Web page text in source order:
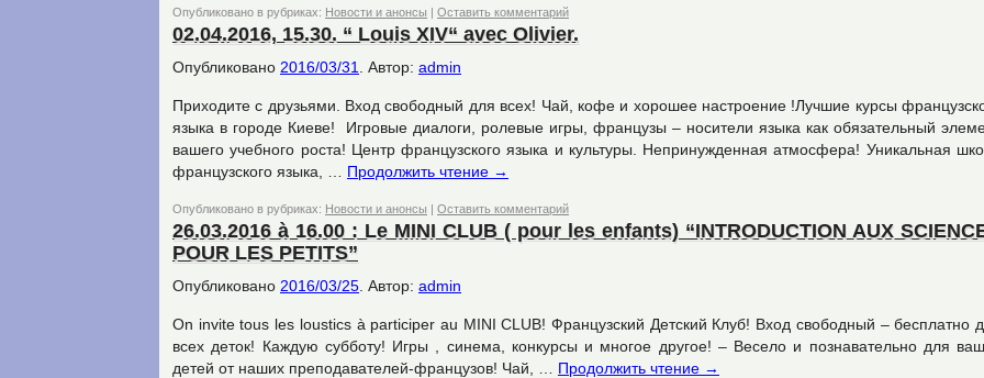
Опубликовано в рубриках: Новости и анонсы Оставить комментарий
02.04.2016, 15.30. “ Louis XIV“ avec Olivier.
Опубликовано 2016/03/31. Автор: admin
Приходите с друзьями. Вход свободный для всех! Чай, кофе и хорошее настроение !Лучшие курсы
языка в городе Киеве! Игровые диалоги, ролевые игры, французы – носители языка как обязательный
вашего учебного роста! Центр французского языка и культуры. Непринужденная атмосфера! Уникальная
французского языка, … Продолжить чтение →
Опубликовано в рубриках: Новости и анонсы | Оставить комментарий
26.03.2016 à 16.00 : Le MINI CLUB ( pour les enfants) “INTRODUCTION AUX
POUR LES PETITS”
Опубликовано 2016/03/25 Автор: admin
On invite tous les loustics à participer au MINI CLUB! Французский Детский Клуб! Вход свободный – бесплатно
всех деток! Каждую субботу! Игры , синема, конкурсы и многое другое! – Весело и познавательно для
детей от наших преподавателей-французов! Чай, … Продолжить чтение →